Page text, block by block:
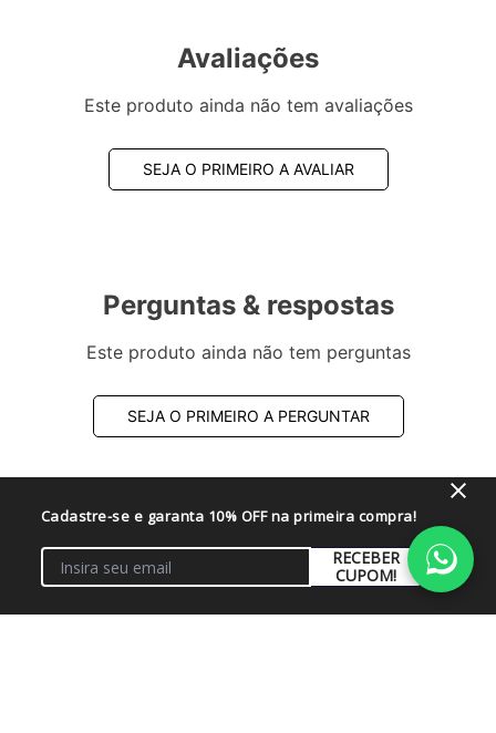
Avaliações
Este produto ainda não tem avaliações
SEJA O PRIMEIRO A AVALIAR
Perguntas & respostas
Este produto ainda não tem perguntas
SEJA O PRIMEIRO A PERGUNTAR
Cadastre-se e garanta 10% OFF na primeira compra!
RECEBER
CUPOM!